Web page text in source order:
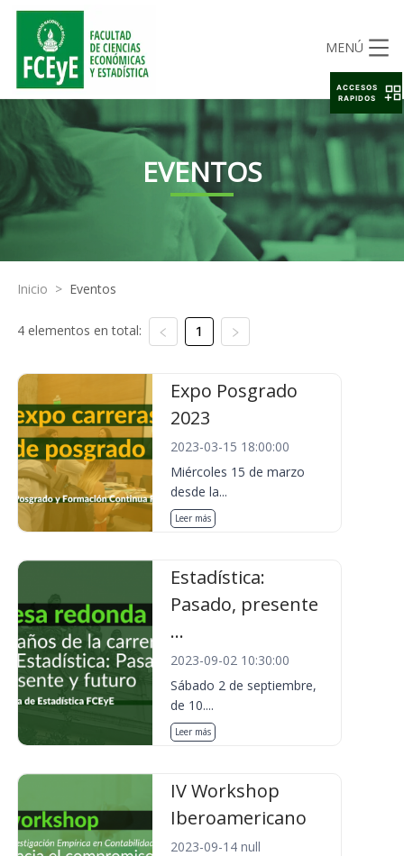
MENÚ
EVENTOS
Inicio > Eventos
4 elementos en total: 1
Expo Posgrado
2023
2023-03-15 18:00:00
Miércoles 15 de marzo
desde la...
Leer más
Estadística:
Pasado, presente
...
2023-09-02 10:30:00
Sábado 2 de septiembre,
de 10....
Leer más
IV Workshop
Iberoamericano
2023-09-14 null
ACCESOS
RAPIDOS